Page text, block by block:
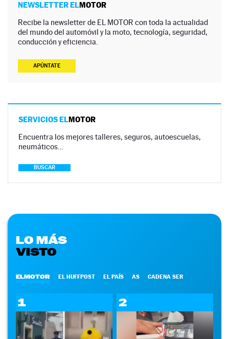
NEWSLETTER ELMOTOR
Recibe la newsletter de EL MOTOR con toda la actualidad
del mundo del automóvil y la moto, tecnología, seguridad,
conducción y eficiencia.
APÚNTATE
SERVICIOS ELMOTOR
Encuentra los mejores talleres, seguros, autoescuelas,
neumáticos…
BUSCAR
LO MÁS
VISTO
ELMOTOR EL HUFFPOST EL PAÍS AS CADENA SER
1 2